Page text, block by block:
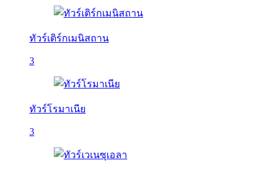
ทัวร์เติร์กเมนิสถาน
3
ทัวร์โรมาเนีย
3